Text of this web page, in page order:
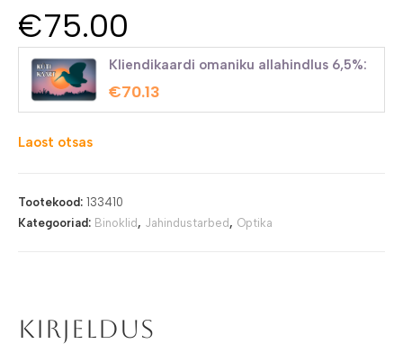
€75.00
Kliendikaardi omaniku allahindlus 6,5%:
€70.13
Laost otsas
Tootekood: 133410
Kategooriad: Binoklid , Jahindustarbed , Optika
Kirjeldus